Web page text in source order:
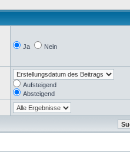
Ja Nein
Aufsteigend
Absteigend